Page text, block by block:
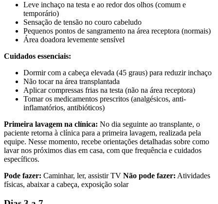
Leve inchaço na testa e ao redor dos olhos (comum e
temporário)
Sensação de tensão no couro cabeludo
Pequenos pontos de sangramento na área receptora (normais)
Área doadora levemente sensível
Cuidados essenciais:
Dormir com a cabeça elevada (45 graus) para reduzir inchaço
Não tocar na área transplantada
Aplicar compressas frias na testa (não na área receptora)
Tomar os medicamentos prescritos (analgésicos, anti-
inflamatórios, antibióticos)
Primeira lavagem na clínica: No dia seguinte ao transplante, o
paciente retorna à clínica para a primeira lavagem, realizada pela
equipe. Nesse momento, recebe orientações detalhadas sobre como
lavar nos próximos dias em casa, com que frequência e cuidados
específicos.
Pode fazer: Caminhar, ler, assistir TV Não pode fazer: Atividades
físicas, abaixar a cabeça, exposição solar